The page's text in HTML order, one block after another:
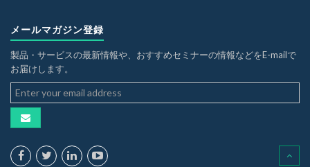
メールマガジン登録
製品・サービスの最新情報や、おすすめセミナーの情報などをE-mailで
お届けします。